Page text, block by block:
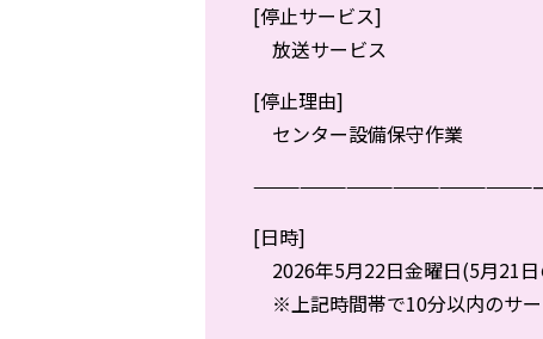
[停止サービス]
放送サービス
[停止理由]
センター設備保守作業
[日時]
2026年5月22日金曜日(5月21
※上記時間帯で10分以内のサー